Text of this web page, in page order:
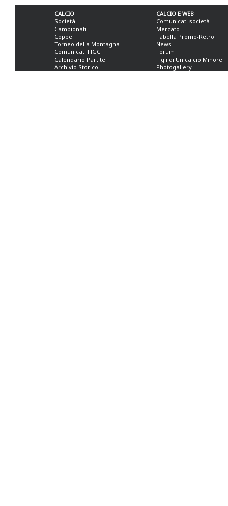
CALCIO
Società
Campionati
Coppe
Torneo della Montagna
Comunicati FIGC
Calendario Partite
Archivio Storico
CALCIO E WEB
Comunicati società
Mercato
Tabella Promo-Retro
News
Forum
Figli di Un calcio Minore
Photogallery